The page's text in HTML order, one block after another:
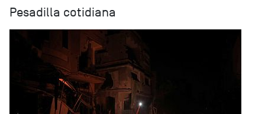
Pesadilla cotidiana